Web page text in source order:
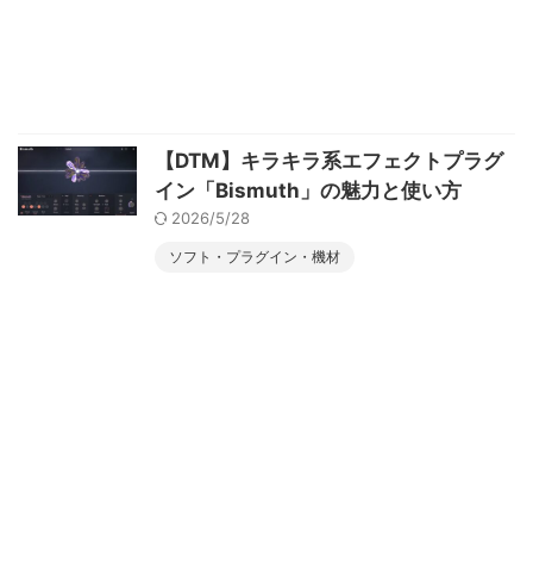
【DTM】キラキラ系エフェクトプラグ
イン「Bismuth」の魅力と使い方
2026/5/28
ソフト・プラグイン・機材